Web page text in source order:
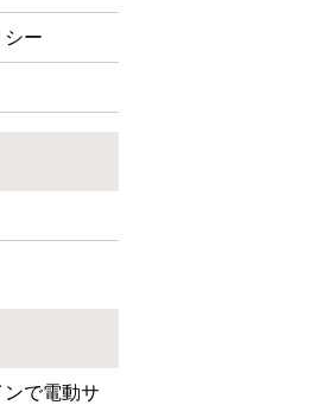
ー
で電動サ